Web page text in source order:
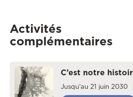
Activités
complémentaires
C’est notre
Jusqu'au 21 juin 2030